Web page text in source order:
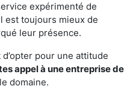
expérimenté de
est toujours mieux de
leur présence.
pour une attitude
appel à une entreprise de
domaine.